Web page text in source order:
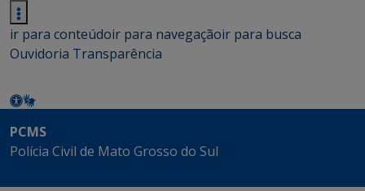
ir para conteúdoir para navegaçãoir para busca
Ouvidoria Transparência
PCMS
Polícia Civil de Mato Grosso do Sul